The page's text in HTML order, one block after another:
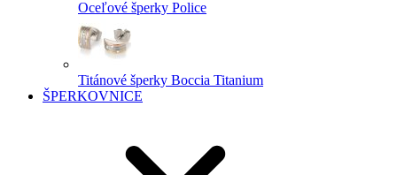
Oceľové šperky Police
Titánové šperky Boccia Titanium
ŠPERKOVNICE